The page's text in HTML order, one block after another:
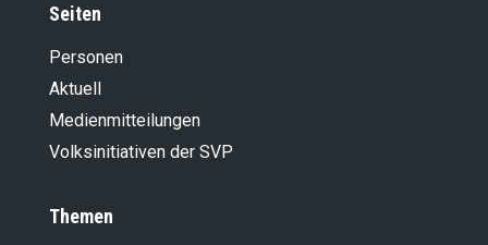
Seiten
Personen
Aktuell
Medienmitteilungen
Volksinitiativen der SVP
Themen